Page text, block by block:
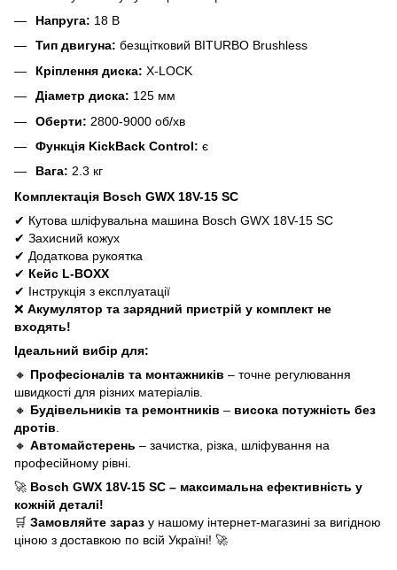
Напруга: 18 В
Тип двигуна: безщітковий BITURBO Brushless
Кріплення диска: X-LOCK
Діаметр диска: 125 мм
Оберти: 2800-9000 об/хв
Функція KickBack Control: є
Вага: 2.3 кг
Комплектація Bosch GWX 18V-15 SC
✔ Кутова шліфувальна машина Bosch GWX 18V-15 SC
✔ Захисний кожух
✔ Додаткова рукоятка
✔ Кейс L-BOXX
✔ Інструкція з експлуатації
❌ Акумулятор та зарядний пристрій у комплект не
входять!
Ідеальний вибір для:
🔸 Професіоналів та монтажників – точне регулювання
швидкості для різних матеріалів.
🔸 Будівельників та ремонтників – висока потужність без
дротів
🔸 Автомайстерень – зачистка, різка, шліфування на
професійному рівні.
🚀 Bosch GWX 18V-15 SC – максимальна ефективність у
кожній деталі!
🛒 Замовляйте зараз у нашому інтернет-магазині за вигідною
ціною з доставкою по всій Україні! 🚀